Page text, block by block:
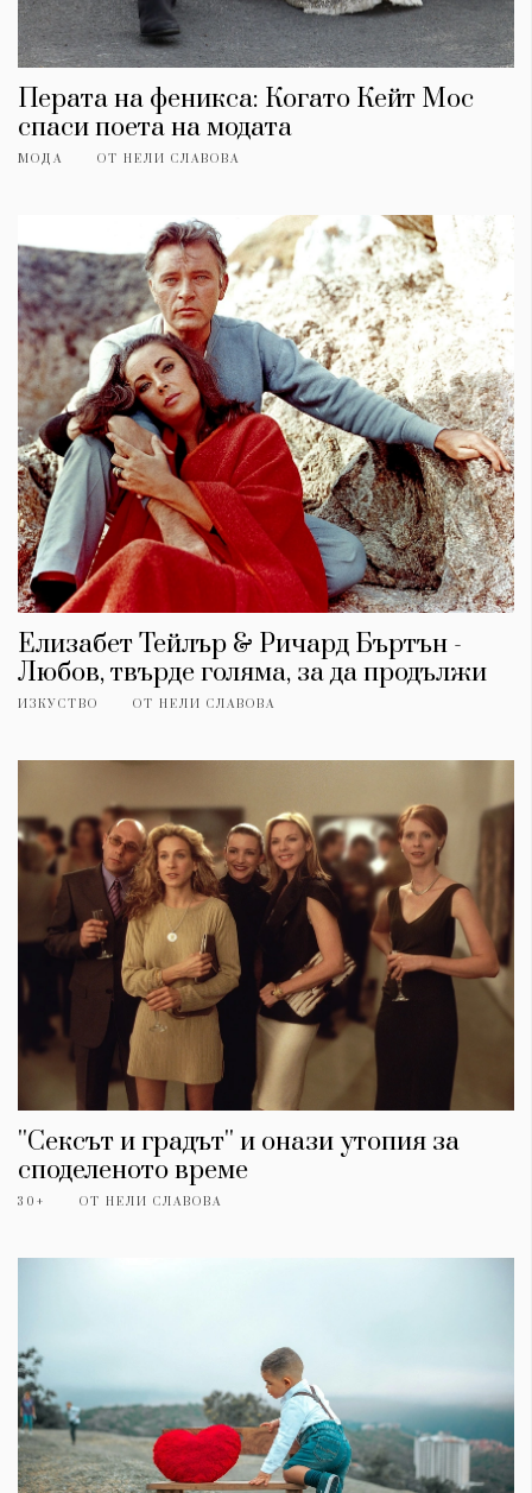
Перата на феникса: Когато Кейт Мос
спаси поета на модата
МОДА ОТ НЕЛИ СЛАВОВА
Елизабет Тейлър & Ричард Бъртън -
Любов, твърде голяма, за да продължи
ИЗКУСТВО ОТ НЕЛИ СЛАВОВА
''Сексът и градът'' и онази утопия за
споделеното време
30+ ОТ НЕЛИ СЛАВОВА